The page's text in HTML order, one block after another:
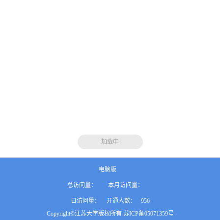
加载中
电脑版
总访问量： 本月访问量：
日访问量： 开通人数：
956
Copyright©江苏大学版权所有 苏ICP备05071359号